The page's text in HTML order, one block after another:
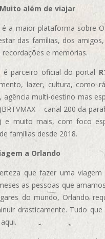
além de viajar
a maior plataforma sobre
das famílias, dos
recordações e memórias.
parceiro oficial do portal
lazer, cultura, como
agência multi-destino mas
– canal 200 da
e muito mais, com foco
famílias desde 2018.
a Orlando
que fazer uma
as pessoas que
do mundo, Orlando
drasticamente. Tudo